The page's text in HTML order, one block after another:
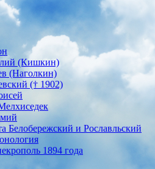
(Кишкин)
(Наголкин)
(† 1902)
Белобережский и Рославльский
1894 года